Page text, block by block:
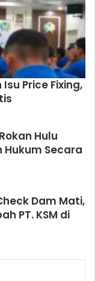
Price Fixing,
Hulu
Secara
Dam Mati,
PT. KSM di